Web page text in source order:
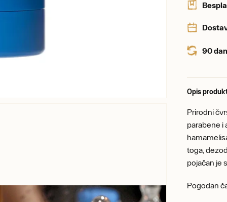
90
Opis
Prirodni
parabene i
toga,
pojačan je
Pogodan